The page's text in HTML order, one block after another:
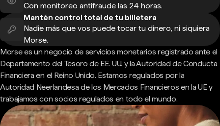
Con monitoreo antifraude las 24 horas.
Mantén control total de tu billetera
Nadie más que vos puede tocar tu dinero, ni siquiera
Morse.
Morse es un negocio de servicios monetarios registrado ante el
Departamento del Tesoro de EE. UU. y la Autoridad de Conducta
Financiera en el Reino Unido. Estamos regulados por la
Autoridad Neerlandesa de los Mercados Financieros en la UE y
trabajamos con socios regulados en todo el mundo.